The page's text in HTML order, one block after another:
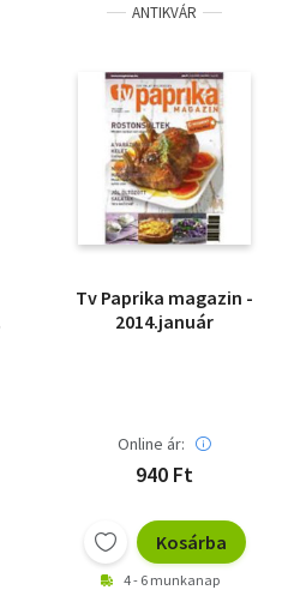
ANTIKVÁR
Tv Paprika magazin -
2014.január
Online ár:
940 Ft
Kosárba
4 - 6 munkanap